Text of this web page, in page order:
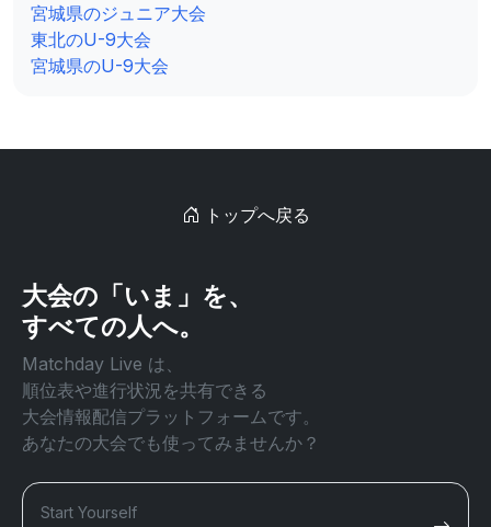
宮城県のジュニア大会
東北のU-9大会
宮城県のU-9大会
トップへ戻る
大会の「いま」を、
すべての人へ。
Matchday Live は、
順位表や進行状況を共有できる
大会情報配信プラットフォームです。
あなたの大会でも使ってみませんか？
Start Yourself